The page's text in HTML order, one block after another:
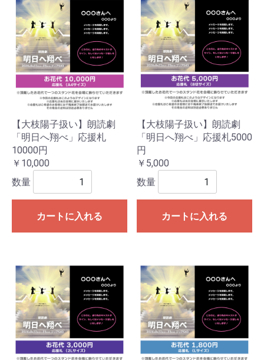
【大枝陽子扱い】朗読劇
「明日へ翔べ」応援札
10000円
￥10,000
数量
カートに入れる
【大枝陽子扱い】朗読劇
「明日へ翔べ」応援札5000
円
￥5,000
数量
カートに入れる